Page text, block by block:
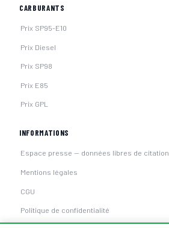
CARBURANTS
Prix SP95-E10
Prix Diesel
Prix SP98
Prix E85
Prix GPL
INFORMATIONS
Espace presse — données libres de citation
Mentions légales
CGU
Politique de confidentialité